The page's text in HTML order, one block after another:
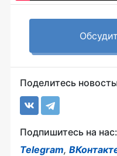
Поделитесь
Подпишитесь на нас:
Telegram,